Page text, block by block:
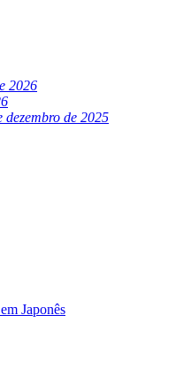
2026
dezembro de 2025
Japonês